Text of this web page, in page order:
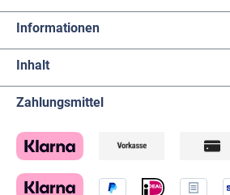
Informationen
Inhalt
Zahlungsmittel